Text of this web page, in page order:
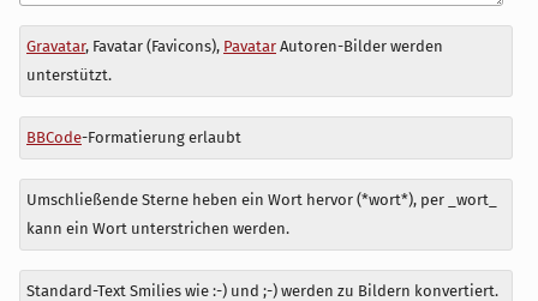
Antwort
zu
Gravatar, Favatar (Favicons), PavatarAutoren-Bilder werden
unterstützt.
BBCode-Formatierung erlaubt
Umschließende Sterne heben ein Wort hervor (*wort*), per _wort_
kann ein Wort unterstrichen werden.
Standard-Text Smilies wie :-) und ;-) werden zu Bildern konvertiert.